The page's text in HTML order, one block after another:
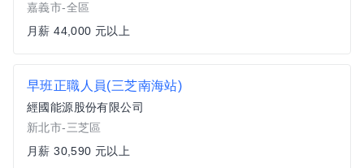
嘉義市-全區
月薪 44,000 元以上
早班正職人員(三芝南海站)
經國能源股份有限公司
新北市-三芝區
月薪 30,590 元以上